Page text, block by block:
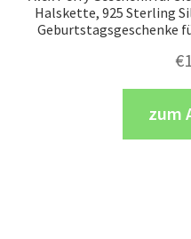
Halskette, 925 Sterling
Geburtstagsgeschenke
€
zum